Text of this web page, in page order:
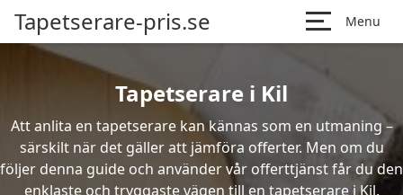
Tapetserare-pris.se Menu
Tapetserare i Kil
Att anlita en tapetserare kan kännas som en utmaning –
särskilt när det gäller att jämföra offerter. Men om du
följer denna guide och använder vår offerttjänst får du den
enklaste och tryggaste vägen till en tapetserare i Kil.